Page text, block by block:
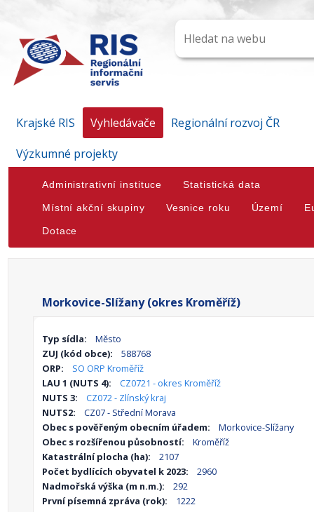
Krajské RIS Vyhledávače
Regionální rozvoj ČR
Výzkumné projekty
Administrativní instituce Statistická data
Místní akční skupiny Vesnice roku Území
Dotace
Morkovice-Slížany (okres Kroměříž)
Typ sídla:
Město
ZUJ (kód obce):
588768
ORP:
SO ORP Kroměříž
LAU 1 (NUTS 4):
CZ0721 - okres Kroměříž
NUTS 3:
CZ072 - Zlínský kraj
NUTS2:
CZ07 - Střední Morava
Obec s pověřeným obecním úřadem:
Morkovice-Slížany
Obec s rozšířenou působností:
Kroměříž
Katastrální plocha (ha):
2107
Počet bydlících obyvatel k 2023:
2960
Nadmořská výška (m n.m.):
292
První písemná zpráva (rok):
1222